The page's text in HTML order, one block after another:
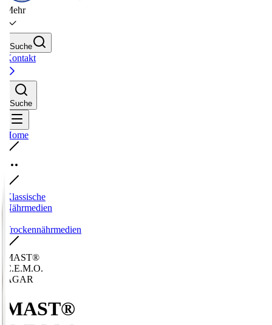
Mehr
Suche
Kontakt
Suche
Home
Klassische
Nährmedien
Trockennährmedien
MAST®
C.E.M.O.
AGAR
MAST®